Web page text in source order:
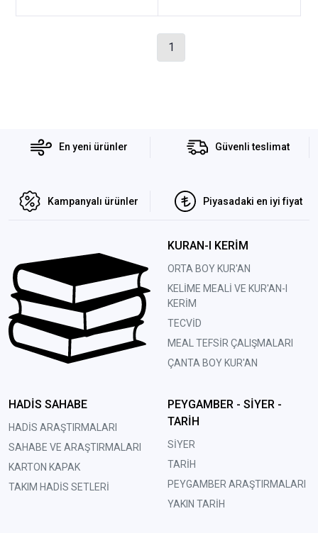
1
En yeni ürünler Güvenli teslimat
Kampanyalı ürünler Piyasadaki en iyi fiyat
KURAN-I KERİM
ORTA BOY KUR'AN
KELİME MEALİ VE KUR'AN-I
KERİM
TECVİD
MEAL TEFSİR ÇALIŞMALARI
ÇANTA BOY KUR'AN
HADİS SAHABE
HADİS ARAŞTIRMALARI
SAHABE VE ARAŞTIRMALARI
KARTON KAPAK
TAKIM HADİS SETLERİ
PEYGAMBER - SİYER -
TARİH
SİYER
TARİH
PEYGAMBER ARAŞTIRMALARI
YAKIN TARİH